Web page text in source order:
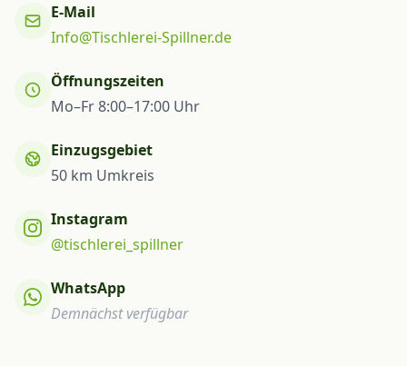
E-Mail
Info@Tischlerei-Spillner.de
Öffnungszeiten
Mo–Fr 8:00–17:00 Uhr
Einzugsgebiet
50 km Umkreis
Instagram
@tischlerei_spillner
WhatsApp
Demnächst verfügbar